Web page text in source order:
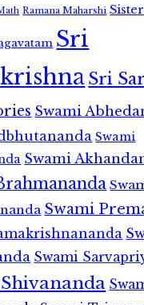
Ramana Maharshi
Sri
Sri
Swami
Swami
Swami
Swami
Swami